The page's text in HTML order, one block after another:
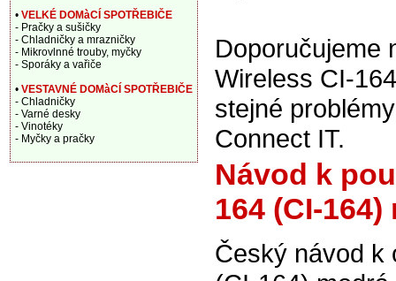
Doporučujeme
Wireless CI-
stejné
Connect IT.
Návod k
164 (CI-164)
Český návod k
• VELKÉ DOMàCÍ SPOTŘEBIČE
- Pračky a sušičky
- Chladničky a mrazničky
- Mikrovlnné trouby, myčky
- Sporáky a vařiče
• VESTAVNÉ DOMàCÍ SPOTŘEBIČE
- Chladničky
- Varné desky
- Vinotéky
- Myčky a pračky